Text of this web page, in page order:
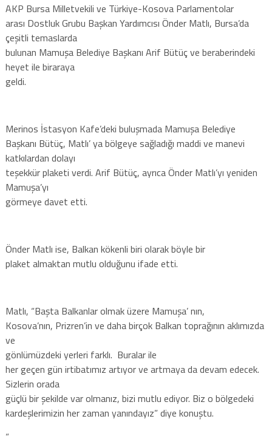
AKP Bursa Milletvekili ve Türkiye-Kosova Parlamentolar
arası Dostluk Grubu Başkan Yardımcısı Önder Matlı, Bursa’da
çeşitli temaslarda
bulunan Mamuşa Belediye Başkanı Arif Bütüç ve beraberindeki
heyet ile biraraya
geldi.
Merinos İstasyon Kafe’deki buluşmada Mamuşa Belediye
Başkanı Bütüç, Matlı’ ya bölgeye sağladığı maddi ve manevi
katkılardan dolayı
teşekkür plaketi verdi. Arif Bütüç, ayrıca Önder Matlı’yı yeniden
Mamuşa’yı
görmeye davet etti.
Önder Matlı ise, Balkan kökenli biri olarak böyle bir
plaket almaktan mutlu olduğunu ifade etti.
Matlı, “Başta Balkanlar olmak üzere Mamuşa’ nın,
Kosova’nın, Prizren’in ve daha birçok Balkan toprağının aklımızda
ve
gönlümüzdeki yerleri farklı. Buralar ile
her geçen gün irtibatımız artıyor ve artmaya da devam edecek.
Sizlerin orada
güçlü bir şekilde var olmanız, bizi mutlu ediyor. Biz o bölgedeki
kardeşlerimizin her zaman yanındayız” diye konuştu.